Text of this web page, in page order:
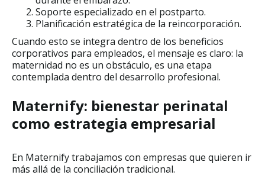
Soporte especializado en el postparto.
Planificación estratégica de la reincorporación.
Cuando esto se integra dentro de los beneficios
corporativos para empleados, el mensaje es claro: la
maternidad no es un obstáculo, es una etapa
contemplada dentro del desarrollo profesional.
Maternify: bienestar perinatal
como estrategia empresarial
En Maternify trabajamos con empresas que quieren ir
más allá de la conciliación tradicional.